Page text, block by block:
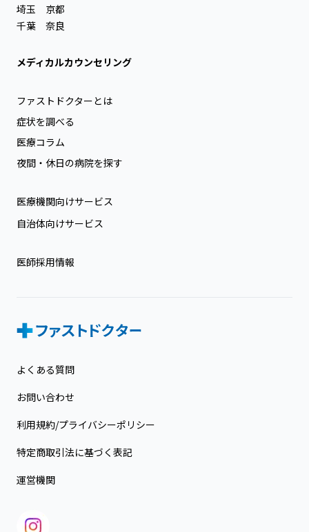
埼玉
千葉
京都
奈良
メディカルカウンセリング
ファストドクターとは
症状を調べる
医療コラム
夜間・休日の病院を探す
医療機関向けサービス
自治体向けサービス
医師採用情報
よくある質問
お問い合わせ
利用規約/プライバシーポリシー
特定商取引法に基づく表記
運営機関